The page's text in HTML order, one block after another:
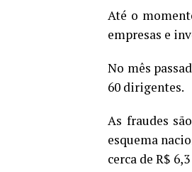
Até o
empresas e
No mês
60 dirigentes.
As fraudes
esquema
cerca de R$